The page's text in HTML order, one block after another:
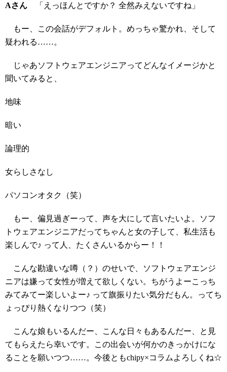
Aさん 「えっほんとですか？ 全然みえないですね」
もー、この会話がデフォルト。めっちゃ驚かれ、そして
疑われる……。
じゃあソフトウェアエンジニアってどんなイメージかと
聞いてみると、
地味
暗い
論理的
女らしさなし
パソコンオタク（笑）
もー、偏見過ぎーって、声を大にして言いたいよ。ソフ
トウェアエンジニアだってちゃんと女の子して、私生活も
楽しんで♪ って人、たくさんいるからー！！
こんな勘違いな噂（？）のせいで、ソフトウェアエンジ
ニアは嫌って女性が増えて欲しくない。ちがうよーこっち
みてみてー楽しいよー♪ って旗振りたい気分だもん。ってち
ょっぴり熱くなりつつ（笑）
こんな娘もいるんだー、こんな日々もあるんだー、と見
てもらえたら幸いです。この出会いが何かのきっかけにな
ることを願いつつ……。今後ともchipy×コラムよろしくね☆